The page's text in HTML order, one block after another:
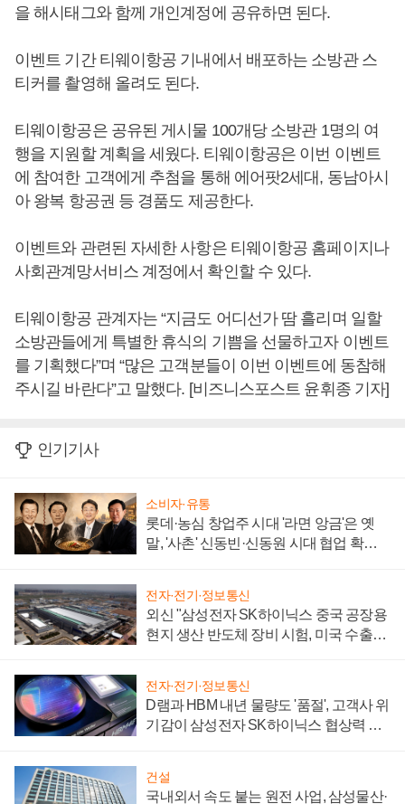
을 해시태그와 함께 개인계정에 공유하면 된다.
이벤트 기간 티웨이항공 기내에서 배포하는 소방관 스
티커를 촬영해 올려도 된다.
티웨이항공은 공유된 게시물 100개당 소방관 1명의 여
행을 지원할 계획을 세웠다. 티웨이항공은 이번 이벤트
에 참여한 고객에게 추첨을 통해 에어팟2세대, 동남아시
아 왕복 항공권 등 경품도 제공한다.
이벤트와 관련된 자세한 사항은 티웨이항공 홈페이지나
사회관계망서비스 계정에서 확인할 수 있다.
티웨이항공 관계자는 “지금도 어디선가 땀 흘리며 일할
소방관들에게 특별한 휴식의 기쁨을 선물하고자 이벤트
를 기획했다”며 “많은 고객분들이 이번 이벤트에 동참해
주시길 바란다”고 말했다. [비즈니스포스트 윤휘종 기자]
인기기사
소비자·유통
롯데·농심 창업주 시대 '라면 앙금'은 옛
말, '사촌' 신동빈·신동원 시대 협업 확대
전자·전기·정보통신
외신 "삼성전자 SK하이닉스 중국 공장용
현지 생산 반도체 장비 시험, 미국 수출통
전자·전기·정보통신
D램과 HBM 내년 물량도 '품절', 고객사 위
기감이 삼성전자 SK하이닉스 협상력 더
건설
국내외서 속도 붙는 원전 사업, 삼성물산·